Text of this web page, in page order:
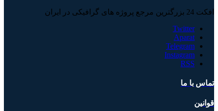
افکت 24 بزرگترین مرجع پروژه های گرافیکی در ایران
Twitter
Aparat
Telegram
Instagram
RSS
تماس با ما
قوانین